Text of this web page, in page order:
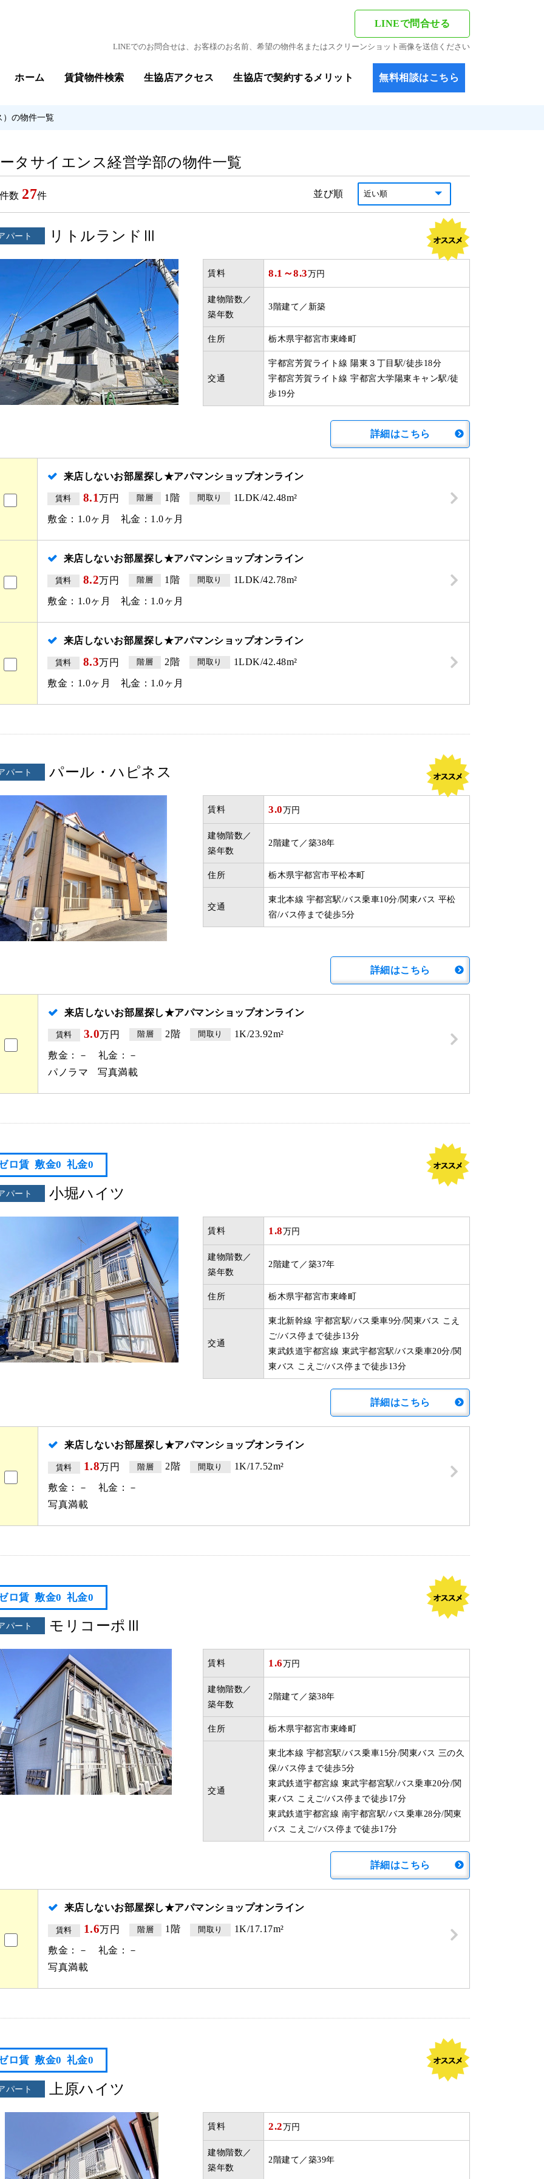
LINEで問合せる
LINEでのお問合せは、お客様のお名前、希望の物件名またはスクリーンショット画像を送信ください
ホーム 賃貸物件検索 生協店アクセス 生協店で契約するメリット 無料相談はこちら
）の物件一覧
タサイエンス経営学部の物件一覧
数 27件 並び順
パート リトルランドⅢ
賃料 8.1 ～8.3万円
建物階数／
築年数
3階建て／新築
住所 栃木県宇都宮市東峰町
交通
宇都宮芳賀ライト線 陽東３丁目駅/徒歩18分
宇都宮芳賀ライト線 宇都宮大学陽東キャン駅/徒
歩19分
詳細はこちら
来店しないお部屋探し★アパマンショップオンライン
賃料 8.1万円 階層 1階 間取り 1LDK/42.48m²
敷金：1.0ヶ月 礼金：1.0ヶ月
来店しないお部屋探し★アパマンショップオンライン
賃料 8.2万円 階層 1階 間取り 1LDK/42.78m²
敷金：1.0ヶ月 礼金：1.0ヶ月
来店しないお部屋探し★アパマンショップオンライン
賃料 8.3万円 階層 2階 間取り 1LDK/42.48m²
敷金：1.0ヶ月 礼金：1.0ヶ月
パート パール・ハピネス
賃料 3.0万円
建物階数／
築年数
2階建て／築38年
住所 栃木県宇都宮市平松本町
交通
東北本線 宇都宮駅/バス乗車10分/関東バス 平松
宿/バス停まで徒歩5分
詳細はこちら
来店しないお部屋探し★アパマンショップオンライン
賃料 3.0万円 階層 2階 間取り 1K/23.92m²
敷金：－ 礼金：－
パノラマ
写真満載
ロ賃 敷金0 礼金0
パート 小堀ハイツ
賃料 1.8万円
建物階数／
築年数
2階建て／築37年
住所 栃木県宇都宮市東峰町
交通
東北新幹線 宇都宮駅/バス乗車9分/関東バス こえ
ご/バス停まで徒歩13分
東武鉄道宇都宮線 東武宇都宮駅/バス乗車20分/関
東バス こえご/バス停まで徒歩13分
詳細はこちら
来店しないお部屋探し★アパマンショップオンライン
賃料 1.8万円 階層 2階 間取り 1K/17.52m²
敷金：－ 礼金：－
写真満載
ロ賃 敷金0 礼金0
パート モリコーポⅢ
賃料 1.6万円
建物階数／
築年数
2階建て／築38年
住所 栃木県宇都宮市東峰町
交通
東北本線 宇都宮駅/バス乗車15分/関東バス 三の久
保/バス停まで徒歩5分
東武鉄道宇都宮線 東武宇都宮駅/バス乗車20分/関
東バス こえご/バス停まで徒歩17分
東武鉄道宇都宮線 南宇都宮駅/バス乗車28分/関東
バス こえご/バス停まで徒歩17分
詳細はこちら
来店しないお部屋探し★アパマンショップオンライン
賃料 1.6万円 階層 1階 間取り 1K/17.17m²
敷金：－ 礼金：－
写真満載
ロ賃 敷金0 礼金0
パート 上原ハイツ
賃料 2.2万円
建物階数／
築年数
2階建て／築39年